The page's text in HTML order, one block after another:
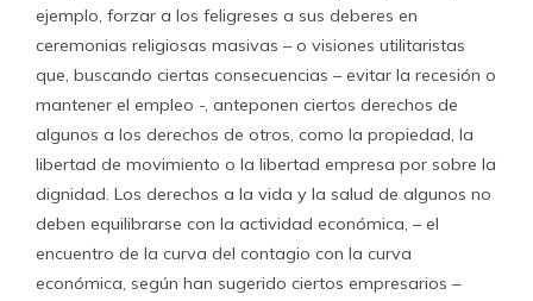
ejemplo, forzar a los feligreses a sus deberes en
ceremonias religiosas masivas – o visiones utilitaristas
que, buscando ciertas consecuencias – evitar la recesión o
mantener el empleo -, anteponen ciertos derechos de
algunos a los derechos de otros, como la propiedad, la
libertad de movimiento o la libertad empresa por sobre la
dignidad. Los derechos a la vida y la salud de algunos no
deben equilibrarse con la actividad económica, – el
encuentro de la curva del contagio con la curva
económica, según han sugerido ciertos empresarios –